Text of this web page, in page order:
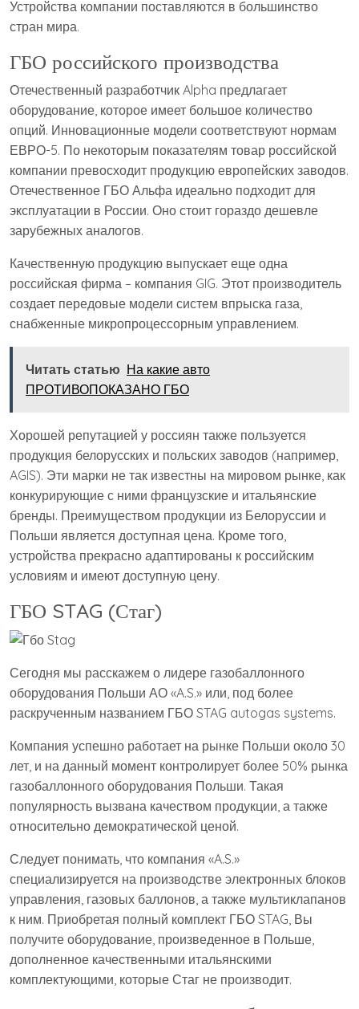
Устройства компании поставляются в большинство
стран мира.
ГБО российского производства
Отечественный разработчик Alpha предлагает
оборудование, которое имеет большое количество
опций. Инновационные модели соответствуют нормам
ЕВРО-5. По некоторым показателям товар российской
компании превосходит продукцию европейских заводов.
Отечественное ГБО Альфа идеально подходит для
эксплуатации в России. Оно стоит гораздо дешевле
зарубежных аналогов.
Качественную продукцию выпускает еще одна
российская фирма – компания GIG. Этот производитель
создает передовые модели систем впрыска газа,
снабженные микропроцессорным управлением.
Читать статью На какие авто
ПРОТИВОПОКАЗАНО ГБО
Хорошей репутацией у россиян также пользуется
продукция белорусских и польских заводов (например,
AGIS). Эти марки не так известны на мировом рынке, как
конкурирующие с ними французские и итальянские
бренды. Преимуществом продукции из Белоруссии и
Польши является доступная цена. Кроме того,
устройства прекрасно адаптированы к российским
условиям и имеют доступную цену.
ГБО STAG (Стаг)
Сегодня мы расскажем о лидере газобаллонного
оборудования Польши АО «A.S.» или, под более
раскрученным названием ГБО STAG autogas systems.
Компания успешно работает на рынке Польши около 30
лет, и на данный момент контролирует более 50% рынка
газобаллонного оборудования Польши. Такая
популярность вызвана качеством продукции, а также
относительно демократической ценой.
Следует понимать, что компания «A.S.»
специализируется на производстве электронных блоков
управления, газовых баллонов, а также мультиклапанов
к ним. Приобретая полный комплект ГБО STAG, Вы
получите оборудование, произведенное в Польше,
дополненное качественными итальянскими
комплектующими, которые Стаг не производит.